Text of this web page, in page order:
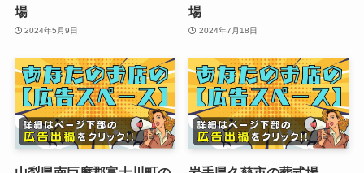
場
2024年5月9日
場
2024年7月18日